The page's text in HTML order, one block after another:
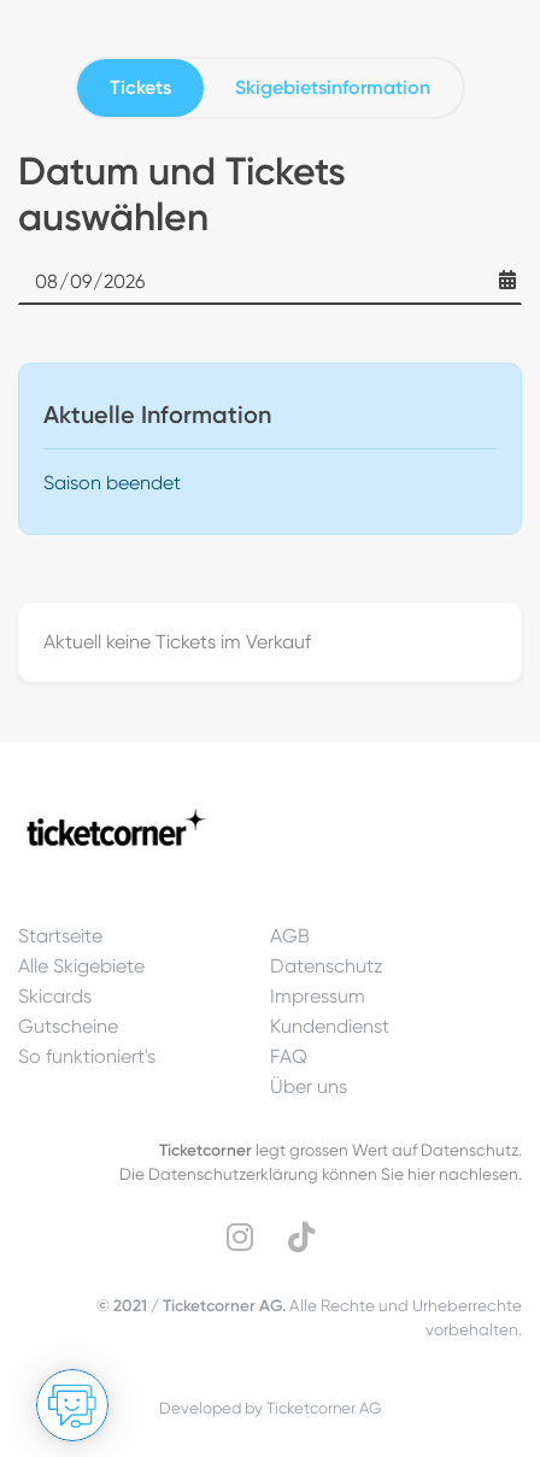
Datum und Tickets
auswählen
Date
Tickets Skigebietsinformation
Aktuelle Information
Saison beendet
Aktuell keine Tickets im Verkauf
Startseite
AGB
Alle Skigebiete
Datenschutz
Skicards
Impressum
Gutscheine
Kundendienst
So funktioniert's
FAQ
Über uns
Ticketcorner legt grossen Wert auf Datenschutz.
Die Datenschutzerklärung können Sie hier nachlesen.
© 2021 / Ticketcorner AG.Alle Rechte und Urheberrechte
vorbehalten.
Developed by Ticketcorner AG